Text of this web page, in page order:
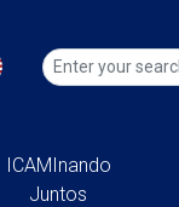
ICAMInando
Juntos